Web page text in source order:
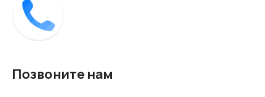
Позвоните нам